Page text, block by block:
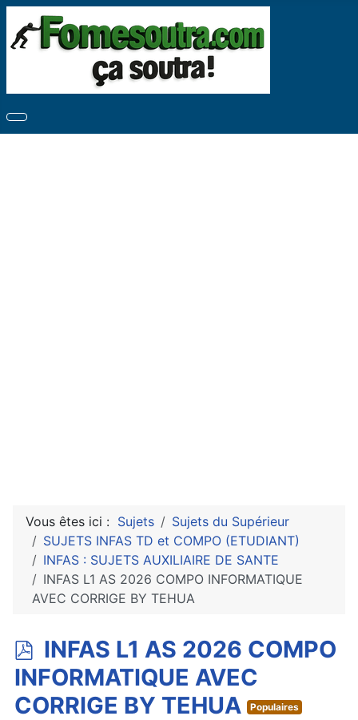
Vous êtes ici : Sujets
Sujets du Supérieur
SUJETS INFAS TD et COMPO (ETUDIANT)
INFAS : SUJETS AUXILIAIRE DE SANTE
INFAS L1 AS 2026 COMPO INFORMATIQUE
AVEC CORRIGE BY TEHUA
p
d
f
INFAS L1 AS 2026 COMPO
INFORMATIQUE AVEC
CORRIGE BY TEHUA
Populaires